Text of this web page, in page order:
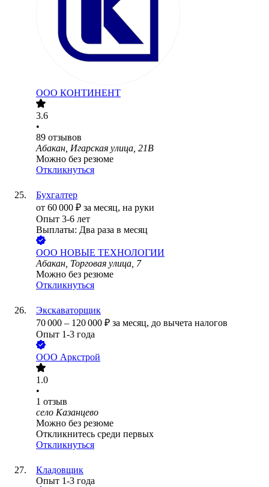
ООО КОНТИНЕНТ
3.6
•
89 отзывов
Абакан, Игарская улица, 21В
Можно без резюме
Откликнуться
Бухгалтер
от 60 000 ₽ за месяц, на руки
Опыт 3-6 лет
Выплаты: Два раза в месяц
ООО НОВЫЕ ТЕХНОЛОГИИ
Абакан, Торговая улица, 7
Можно без резюме
Откликнуться
Экскаваторщик
70 000 – 120 000 ₽ за месяц, до вычета налогов
Опыт 1-3 года
ООО Аркстрой
1.0
•
1 отзыв
село Казанцево
Можно без резюме
Откликнитесь среди первых
Откликнуться
Кладовщик
Опыт 1-3 года